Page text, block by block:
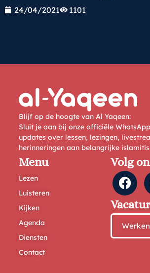
24/04/2021 1101
Blijf op de hoogte van Al Yaqeen:
Sluit je aan bij onze officiële
updates over lessen, lezingen,
herinneringen aan belangrijke
Menu
Lezen
Luisteren
Kijken
Agenda
Diensten
Contact
Volg